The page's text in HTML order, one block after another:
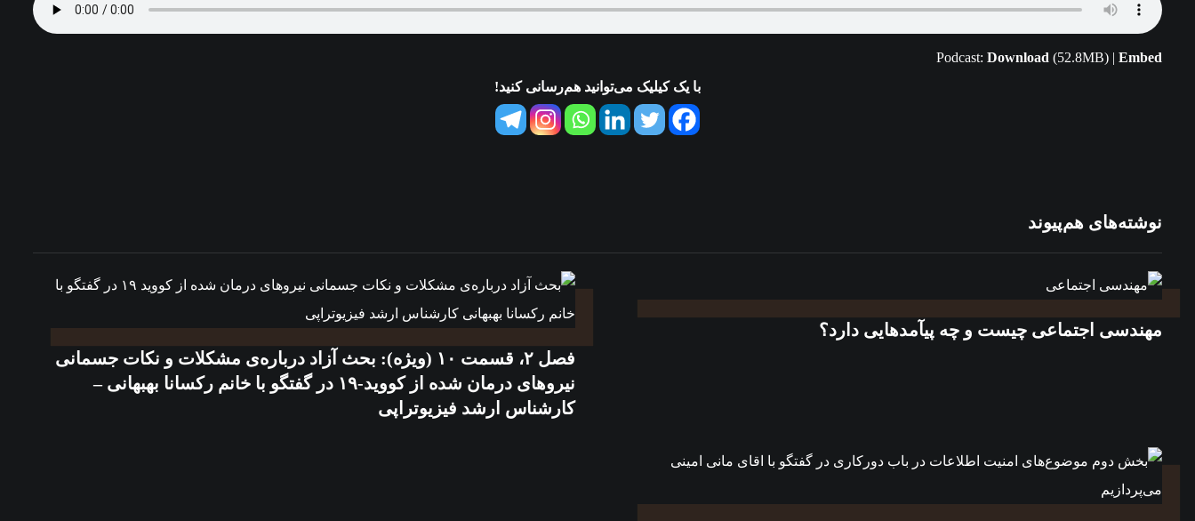
Podcast: Download (52.8MB) | Embed
با یک کیلیک می‌توانید هم‌رسانی کنید!
نوشته‌های هم‌پیوند
مهندسی اجتماعی چیست و چه پیآمدهایی دارد؟
فصل ۲، قسمت ۱۰ (ویژه): بحث آزاد درباره‌ی مشکلات و نکات جسمانی
نیروهای درمان شده از کووید-۱۹ در گفتگو با خانم رکسانا بهبهانی –
کارشناس ارشد فیزیوتراپی